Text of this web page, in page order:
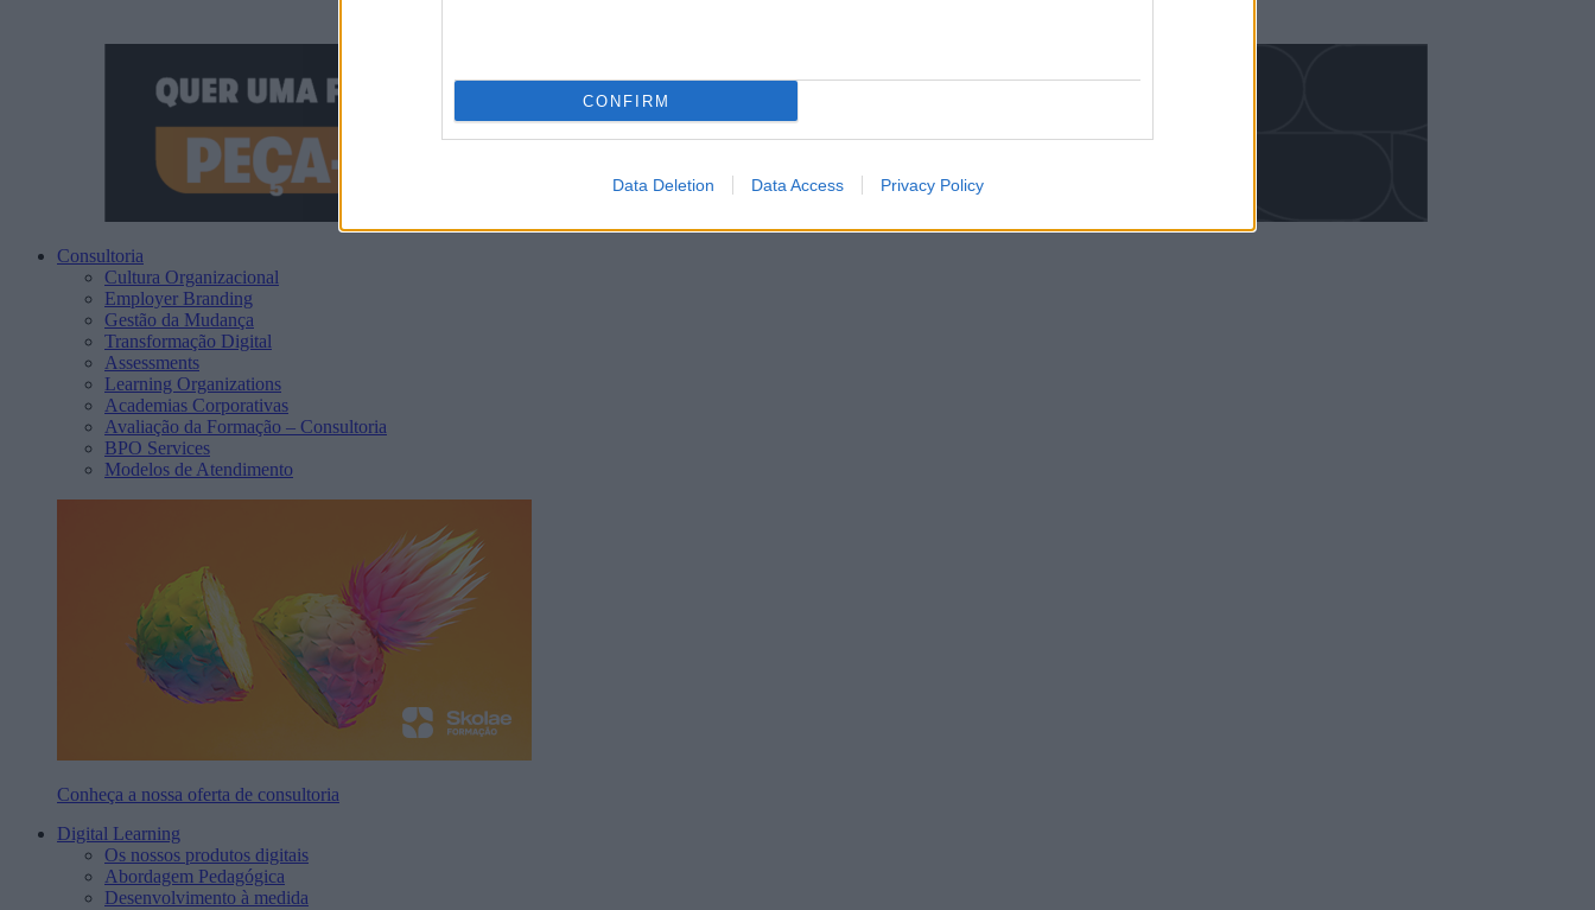
CONFIRM
Data Deletion Data Access Privacy Policy
Consultoria
Cultura Organizacional
Employer Branding
Gestão da Mudança
Transformação Digital
Assessments
Learning Organizations
Academias Corporativas
Avaliação da Formação – Consultoria
BPO Services
Modelos de Atendimento
Conheça a nossa oferta de consultoria
Digital Learning
Os nossos produtos digitais
Abordagem Pedagógica
Desenvolvimento à medida